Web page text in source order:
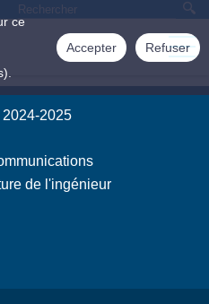
ce
Accepter Refuser
2024-2025
de l'ingénieur